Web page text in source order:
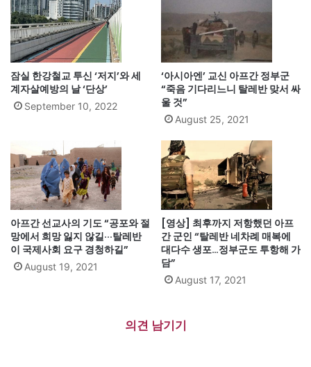
잠실 한강철교 투신 ‘저지’와 세
계자살예방의 날 ‘단상’
September 10, 2022
‘아시아엔’ 교신 아프간 정부군
“죽음 기다리느니 탈레반 맞서 싸
울 것”
August 25, 2021
아프간 선교사의 기도 “공포와 절
망에서 희망 잃지 않길···탈레반
이 국제사회 요구 경청하길”
August 19, 2021
[영상] 최후까지 저항했던 아프
간 군인 “탈레반 네차례 매복에
대다수 생포…정부군도 투항해 가
담”
August 17, 2021
의견 남기기